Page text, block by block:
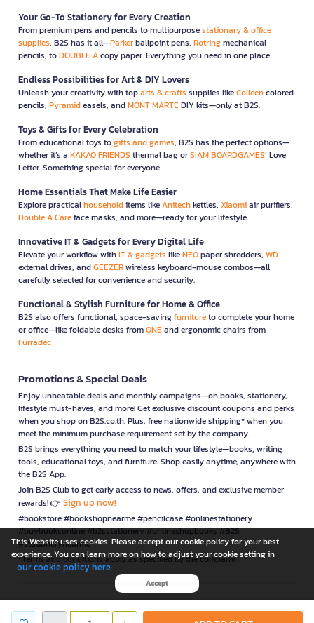
Your Go-To Stationery for Every Creation
From premium pens and pencils to multipurposestationary & office
supplies, B2S has it all—Parkerballpoint pens, Rotringmechanical
pencils, toDOUBLE Acopy paper. Everything you need in one place.
Endless Possibilities for Art & DIY Lovers
Unleash your creativity with toparts & crafts supplies likeColleencolored
pencils, Pyramideasels, andMONT MARTEDIY kits—only at B2S.
Toys & Gifts for Every Celebration
From educational toys togifts and games, B2S has the perfect options—
whether it’s a KAKAO FRIENDS thermal bag orSIAM BOARDGAMES’ Love
Letter. Something special for everyone.
Home Essentials That Make Life Easier
Explore practicalhouseholditems likeAnitechkettles, Xiaomiair purifiers,
Double A Careface masks, and more—ready for your lifestyle.
Innovative IT & Gadgets for Every Digital Life
Elevate your workflow withIT & gadgets likeNEOpaper shredders, WD
external drives, andGEEZERwireless keyboard-mouse combos—all
carefully selected for convenience and security.
Functional & Stylish Furniture for Home & Office
B2S also offers functional, space-savingfurnitureto complete your home
or office—like foldable desks fromONEand ergonomic chairs from
Furradec
Promotions & Special Deals
Enjoy unbeatable deals and monthly campaigns—on books, stationery,
lifestyle must-haves, and more! Get exclusive discount coupons and perks
when you shop on B2S.co.th. Plus, free nationwide shipping* when you
meet the minimum purchase requirement set by the company.
B2S brings everything you need to match your lifestyle—books, writing
tools, educational toys, and furniture. Shop easily anytime, anywhere with
the B2S App.
Join B2S Club to get early access to news, offers, and exclusive member
rewards! 👉 Sign up now!
#bookstore #bookshopnearme #pencilcase #onlinestationery
#buybooksonline #b2sstationery #onlineshopbooks #B2S
#stationerynearme
*Terms and conditions apply as specified by the company.
is a company operating under
This Website uses cookies. Please accept our cookie policy for your best
experience. You can learn more on how to adjust your cookie setting in
our cookie policy here
Accept